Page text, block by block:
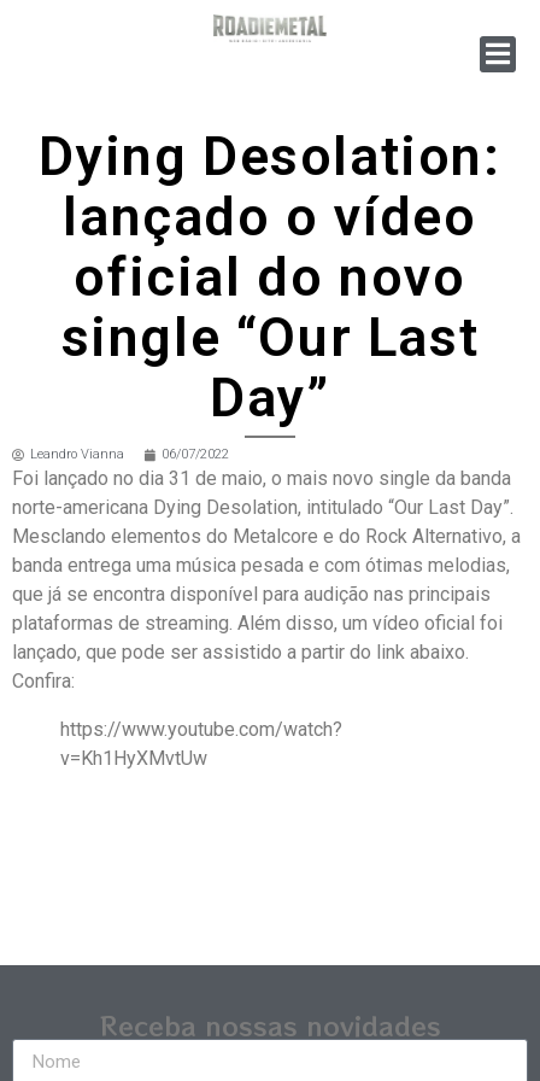
Dying Desolation:
lançado o vídeo
oficial do novo
single “Our Last
Day”
Leandro Vianna 06/07/2022
Foi lançado no dia 31 de maio, o mais novo single da banda
norte-americana Dying Desolation, intitulado “Our Last Day”.
Mesclando elementos do Metalcore e do Rock Alternativo, a
banda entrega uma música pesada e com ótimas melodias,
que já se encontra disponível para audição nas principais
plataformas de streaming. Além disso, um vídeo oficial foi
lançado, que pode ser assistido a partir do link abaixo.
Confira:
https://www.youtube.com/watch?
v=Kh1HyXMvtUw
Receba nossas novidades